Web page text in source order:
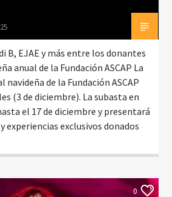
B, EJAE y más entre los donantes
anual de la Fundación ASCAP La
navideña de la Fundación ASCAP
(3 de diciembre). La subasta en
el 17 de diciembre y presentará
experiencias exclusivos donados
0